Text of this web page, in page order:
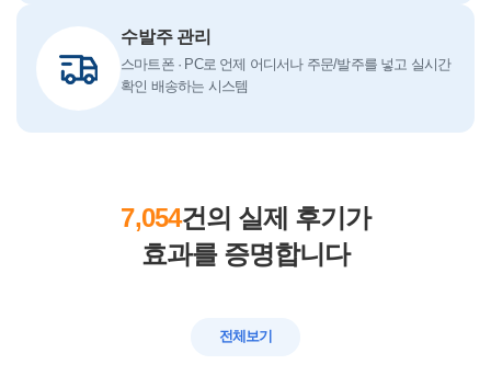
수발주 관리
스마트폰 · PC로 언제 어디서나 주문/발주를 넣고 실시간
확인 배송하는 시스템
7,054건의 실제 후기가
효과를 증명합니다
전체보기